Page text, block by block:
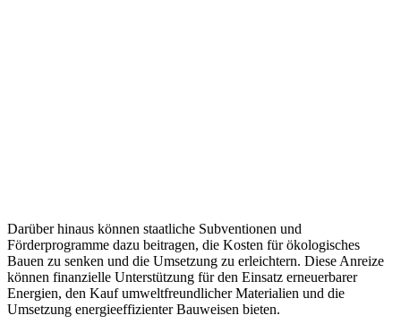
Darüber hinaus können staatliche Subventionen und
Förderprogramme dazu beitragen, die Kosten für ökologisches
Bauen zu senken und die Umsetzung zu erleichtern. Diese Anreize
können finanzielle Unterstützung für den Einsatz erneuerbarer
Energien, den Kauf umweltfreundlicher Materialien und die
Umsetzung energieeffizienter Bauweisen bieten.